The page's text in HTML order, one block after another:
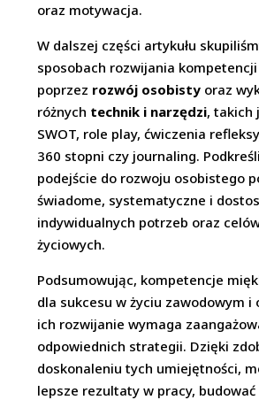
oraz motywacja.
W dalszej części artykułu
sposobach rozwijania
poprzez rozwój osobisty oraz
różnych technik i narzędzi, takich
SWOT, role play, ćwiczenia
360 stopni czy journaling.
podejście do rozwoju osobistego
świadome, systematyczne i
indywidualnych potrzeb oraz
życiowych.
Podsumowując, kompetencje
dla sukcesu w życiu zawodowym i
ich rozwijanie wymaga
odpowiednich strategii. Dzięki
doskonaleniu tych umiejętności,
lepsze rezultaty w pracy,